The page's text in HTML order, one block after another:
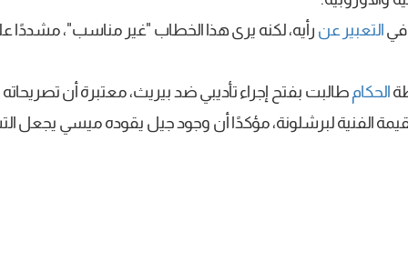
في التعبير عن رأيه، لكنه يرى هذا الخطاب "غير مناسب"، مشددًا
الحكام طالبت بفتح إجراء تأديبي ضد بيريث، معتبرة أن
الفنية لبرشلونة، مؤكدًا أن وجود جيل يقوده ميسي يجعل